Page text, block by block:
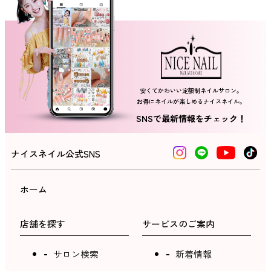
ネイルスクール
安くてかわいい定額制ネイルサロン。
お得にネイルが楽しめるナイスネイル。
SNSで最新情報をチェック！
ナイスネイル公式SNS
ホーム
店舗を探す
サロン検索
サービスのご案内
新着情報